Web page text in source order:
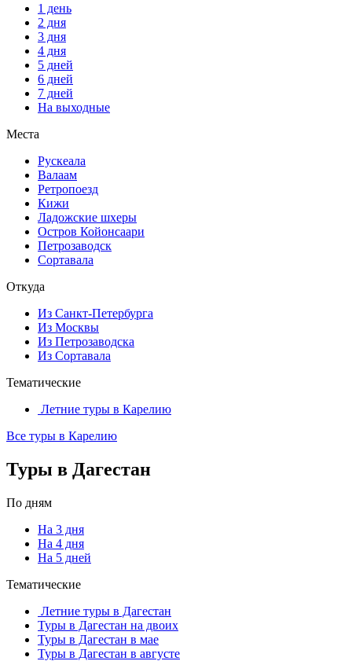
1 день
2 дня
3 дня
4 дня
5 дней
6 дней
7 дней
На выходные
Места
Рускеала
Валаам
Ретропоезд
Кижи
Ладожские шхеры
Остров Койонсаари
Петрозаводск
Сортавала
Откуда
Из Санкт-Петербурга
Из Москвы
Из Петрозаводска
Из Сортавала
Тематические
Летние туры в Карелию
Все туры в Карелию
Туры в Дагестан
По дням
На 3 дня
На 4 дня
На 5 дней
Тематические
Летние туры в Дагестан
Туры в Дагестан на двоих
Туры в Дагестан в мае
Туры в Дагестан в августе